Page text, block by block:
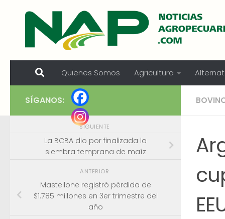
Skip to content
Quienes Somos Agricultura
SÍGANOS:
SIGUIENTE
La BCBA dio por finalizada la
siembra temprana de maíz
ANTERIOR
Mastellone registró pérdida de
$1.785 millones en 3er trimestre del
año